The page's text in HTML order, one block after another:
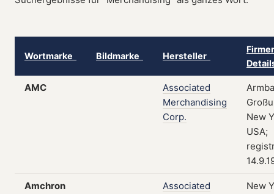
Wortmarke Bildmarke Hersteller
AMC
Associated
Merchandising
Corp.
New
USA;
Amchron
Associated
New